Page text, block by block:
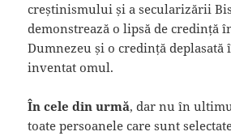
creștinismului și a secularizării
demonstrează o lipsă de credință
Dumnezeu și o credință deplasată
inventat omul.
În cele din urmă, dar nu în
toate persoanele care sunt